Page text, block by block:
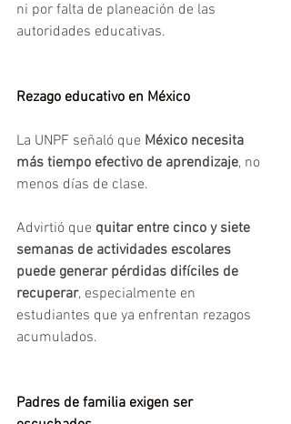
ni por falta de planeación de las
autoridades educativas.
Rezago educativo en México
La UNPF señaló que México necesita
más tiempo efectivo de aprendizaje, no
menos días de clase.
Advirtió que quitar entre cinco y siete
semanas de actividades escolares
puede generar pérdidas difíciles de
recuperar, especialmente en
estudiantes que ya enfrentan rezagos
acumulados.
Padres de familia exigen ser